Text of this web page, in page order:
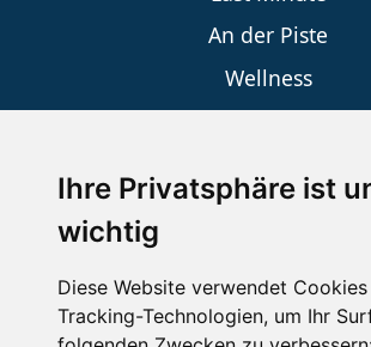
Ihre Privatsphäre ist
wichtig
Diese Website verwendet
Tracking-Technologien, um Ihr
An der Piste
Wellness
SCHNEEHÖHEN SKI
Die Schneehoehen Ski APP für iOS
Muss für alle Wintersportler und